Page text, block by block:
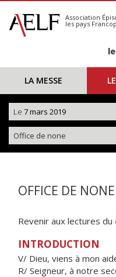
S'abonner
Calendrier
Association
les pays
LA MESSE
Le 7 mars 2019
Office de none
OFFICE DE NONE
Revenir aux lectures du
INTRODUCTION
V/ Dieu, viens à mon
R/ Seigneur, à notre